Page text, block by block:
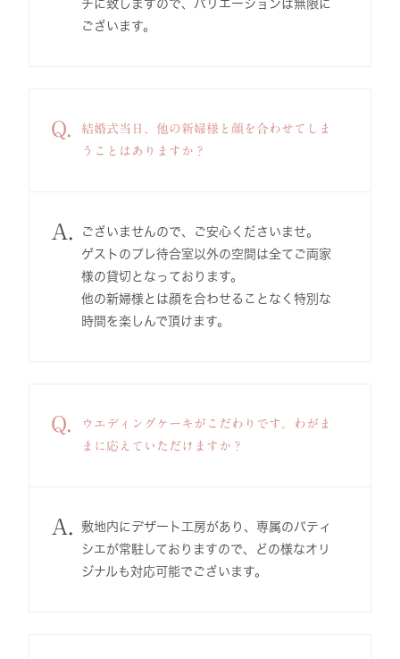
チに致しますので、バリエーションは無限に
ございます。
Q.
結婚式当日、他の新婦様と顔を合わせてしま
うことはありますか？
A.
ございませんので、ご安心くださいませ。
ゲストのプレ待合室以外の空間は全てご両家
様の貸切となっております。
他の新婦様とは顔を合わせることなく特別な
時間を楽しんで頂けます。
Q.
ウエディングケーキがこだわりです。わがま
まに応えていただけますか？
A.
敷地内にデザート工房があり、専属のパティ
シエが常駐しておりますので、どの様なオリ
ジナルも対応可能でございます。